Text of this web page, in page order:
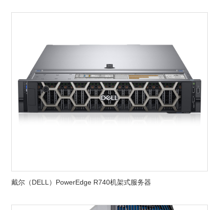
戴尔（DELL）PowerEdge R740机架式服务器